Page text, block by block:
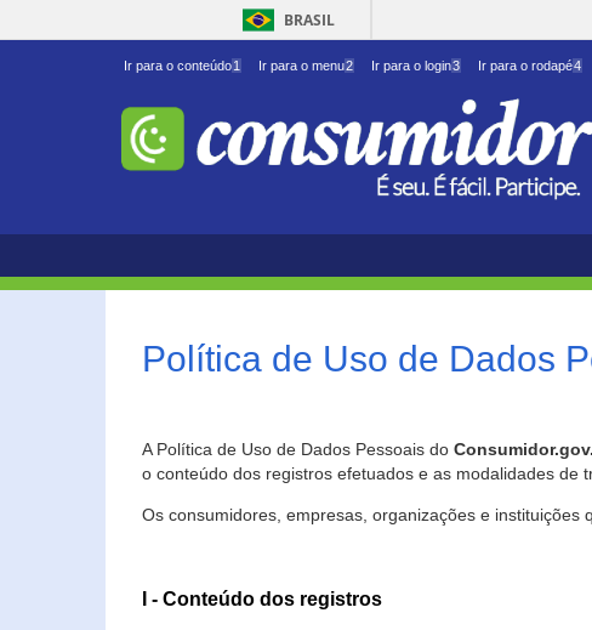
BRASIL
Ir para o conteúdo1 Ir para o menu2 Ir para o login3 Ir para o rodapé4
Política de Uso de Dados
A Política de Uso de Dados Pessoais do
o conteúdo dos registros efetuados e as modalidades de
Os consumidores, empresas, organizações e instituições
I - Conteúdo dos registros